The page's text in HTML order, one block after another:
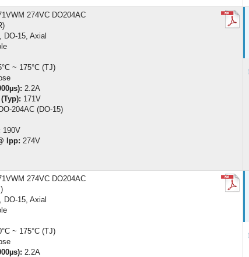
274VC DO204AC
DO-15, Axial
~ 175°C (TJ)
2.2A
171V
DO-204AC (DO-15)
190V
Ipp: 274V
274VC DO204AC
DO-15, Axial
~ 175°C (TJ)
2.2A